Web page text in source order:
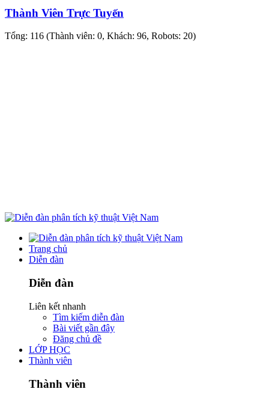
Thành Viên Trực Tuyến
Tổng: 116 (Thành viên: 0, Khách: 96, Robots: 20)
Trang chủ
Diễn đàn
Diễn đàn
Liên kết nhanh
Tìm kiếm diễn đàn
Bài viết gần đây
Đăng chủ đề
LỚP HỌC
Thành viên
Thành viên